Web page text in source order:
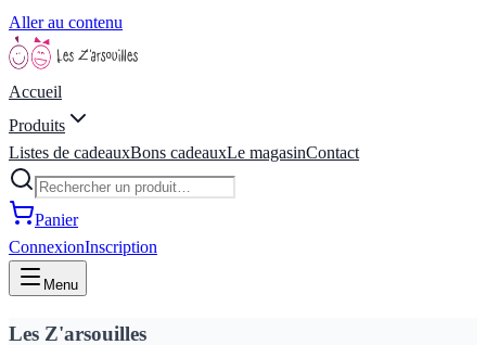
Aller au contenu
Accueil
Produits
Listes de cadeauxBons cadeauxLe magasinContact
Panier
ConnexionInscription
Menu
Les Z'arsouilles